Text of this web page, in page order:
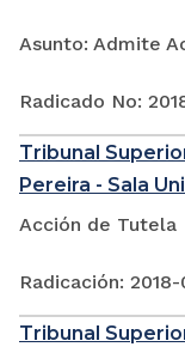
Asunto: Admite
Radicado No:
Tribunal
Pereira - Sala
Acción de Tutela
Radicación:
Tribunal